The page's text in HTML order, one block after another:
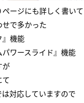
ージにも詳しく書い
で多かった
』機能
パワースライド』機能
が
て
対応していますので